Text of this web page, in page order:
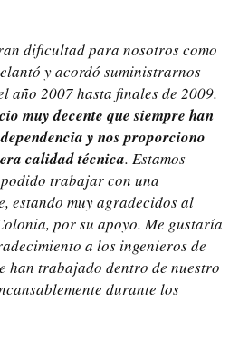
dificultad para nosotros como
y acordó suministrarnos
año 2007 hasta finales de 2009.
muy decente que siempre han
y nos proporciono
calidad técnica. Estamos
trabajar con una
estando muy agradecidos al
por su apoyo. Me gustaría
a los ingenieros de
han trabajado dentro de nuestro
durante los